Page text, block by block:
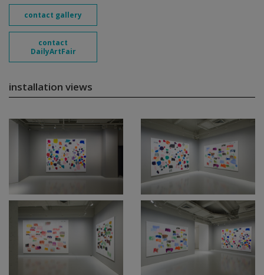
contact gallery
contact
DailyArtFair
installation views